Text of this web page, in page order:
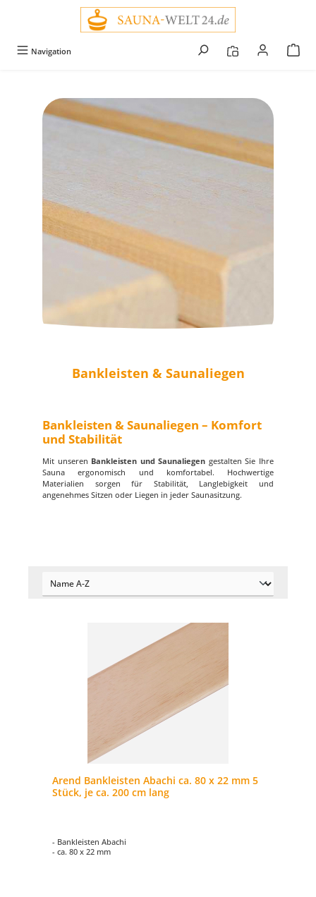
Navigation
Bankleisten & Saunaliegen
Bankleisten & Saunaliegen – Komfort
und Stabilität
Mit unseren Bankleisten und Saunaliegen gestalten Sie Ihre
Sauna ergonomisch und komfortabel. Hochwertige
Materialien sorgen für Stabilität, Langlebigkeit und
angenehmes Sitzen oder Liegen in jeder Saunasitzung.
Arend Bankleisten Abachi ca. 80 x 22 mm 5
Stück, je ca. 200 cm lang
- Bankleisten Abachi
- ca. 80 x 22 mm